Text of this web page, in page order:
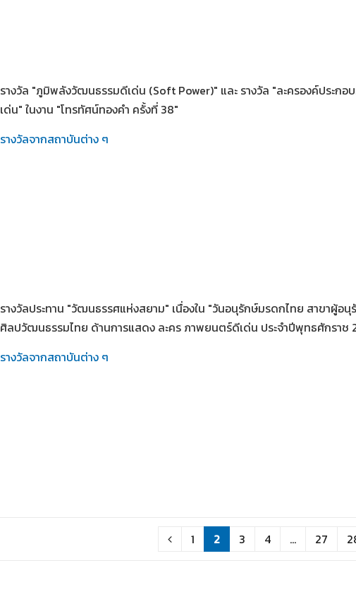
รางวัล "ภูมิพลังวัฒนธรรมดีเด่น (Soft Power)" และ รางวัล "ละครองค์ประกอ
เด่น" ในงาน "โทรทัศน์ทองคำ ครั้งที่ 38"
รางวัลจากสถาบันต่าง ๆ
รางวัลประทาน "วัฒนธรรศแห่งสยาม" เนื่องใน "วันอนุรักษ์มรดกไทย สาขาผู้อนุ
ศิลปวัฒนธรรมไทย ด้านการแสดง ละคร ภาพยนตร์ดีเด่น ประจำปีพุทธศักราช
รางวัลจากสถาบันต่าง ๆ
1 2 3 4 ... 27